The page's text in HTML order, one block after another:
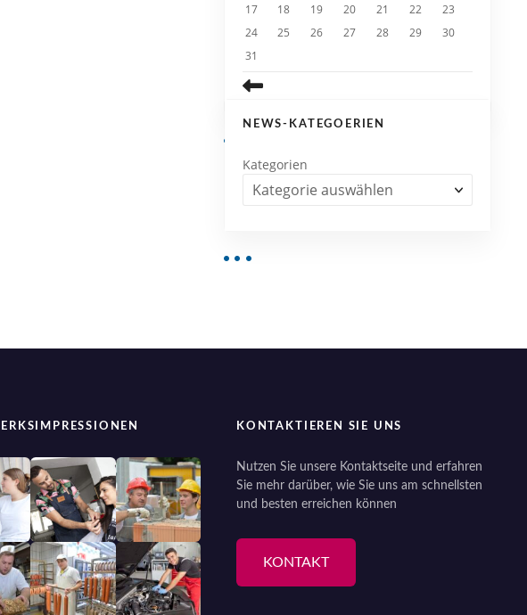
17
18 19 20 21 22
23
24
25 26 27 28 29
30
31
NEWS-KATEGOERIEN
Kategorien
KONTAKTIEREN SIE UNS
Nutzen Sie unsere Kontaktseite und erfahren
Sie mehr darüber, wie Sie uns am schnellsten
und besten erreichen können
KONTAKT